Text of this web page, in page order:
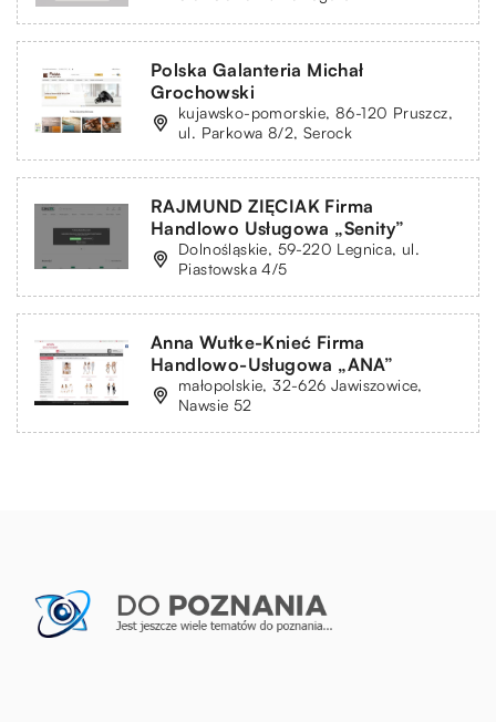
Polska Galanteria Michał
Grochowski
kujawsko-pomorskie, 86-120 Pruszcz,
ul. Parkowa 8/2, Serock
RAJMUND ZIĘCIAK Firma
Handlowo Usługowa „Senity”
Dolnośląskie, 59-220 Legnica, ul.
Piastowska 4/5
Anna Wutke-Knieć Firma
Handlowo-Usługowa „ANA”
małopolskie, 32-626 Jawiszowice,
Nawsie 52